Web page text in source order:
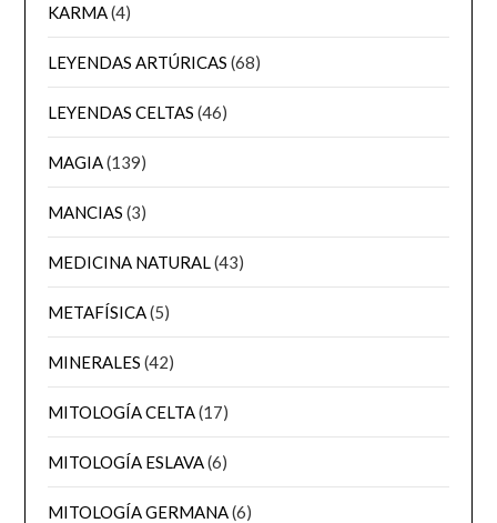
KARMA(4)
LEYENDAS ARTÚRICAS (68)
LEYENDAS CELTAS (46)
MAGIA(139)
MANCIAS (3)
MEDICINA NATURAL(43)
METAFÍSICA(5)
MINERALES (42)
MITOLOGÍA CELTA(17)
MITOLOGÍA ESLAVA(6)
MITOLOGÍA GERMANA(6)